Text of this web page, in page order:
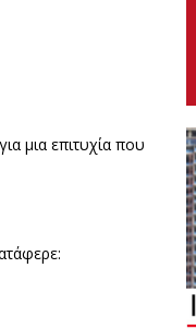
μια επιτυχία που